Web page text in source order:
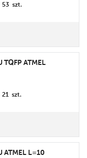
53 szt.
TQFP ATMEL
21 szt.
ATMEL L=10